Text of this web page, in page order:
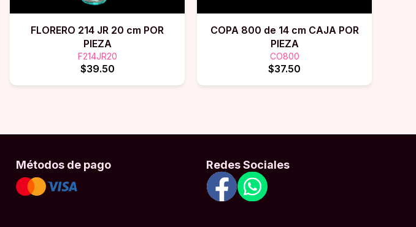
FLORERO 214 JR 20 cm POR
PIEZA
F214JR20
$39.50
COPA 800 de 14 cm CAJA POR
PIEZA
CO800
$37.50
Métodos de pago Redes Sociales